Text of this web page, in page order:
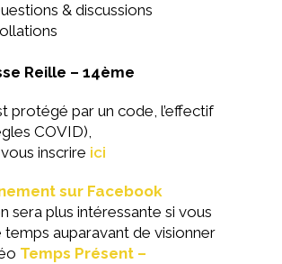
& discussions
Reille – 14ème
protégé par un code, l’effectif
COVID),
inscrire ici
sur Facebook
sera plus intéressante si vous
temps auparavant de visionner
Temps Présent –